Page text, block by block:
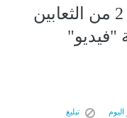
جار البحث عن كوبرا.. صيد 2 من الثعابين
"فيديو"
تبليغ